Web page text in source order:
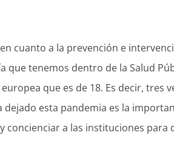
cuanto a la prevención e
que tenemos dentro de la Salud
que es de 18. Es decir, tres
dejado esta pandemia es la
concienciar a las instituciones para